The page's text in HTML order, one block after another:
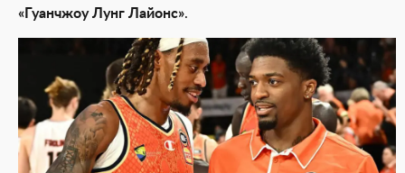
«Гуанчжоу Лунг Лайонс».